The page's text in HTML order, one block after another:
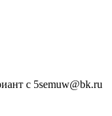
с 5semuw@bk.ru